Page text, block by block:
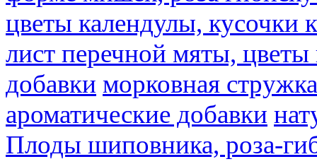
цветы календулы, кусочки
лист перечной мяты,
добавки морковная стружка
ароматические добавки
Плоды шиповника, роза-